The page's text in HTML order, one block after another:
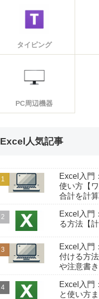
タイピング
PC周辺機器
Excel人気記事
Excel入門
使い方【
合計を計算
Excel入門
る方法【
Excel入門
付ける方
や注意書き
Excel入門
と使い方